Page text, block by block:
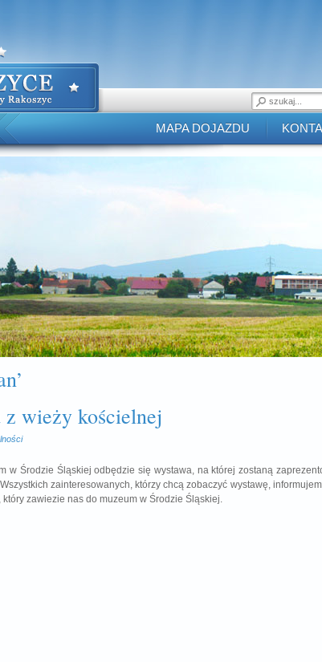
MAPA DOJAZDU
z wieży kościelnej
w Środzie Śląskiej odbędzie się wystawa, na której zostaną
zainteresowanych, którzy chcą zobaczyć wystawę,
zawiezie nas do muzeum w Środzie Śląskiej.